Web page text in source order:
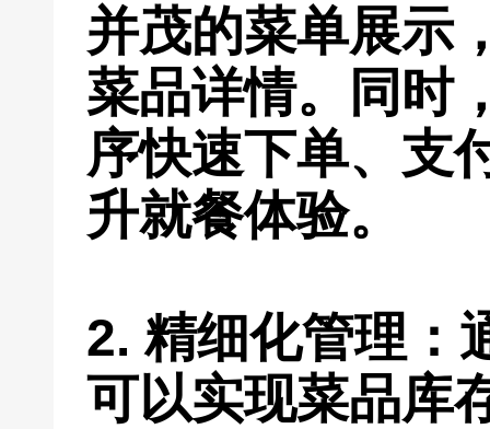
并茂的菜单展示
菜品详情。同时
序快速下单、支
升就餐体验。
2. 精细化管理：
可以实现菜品库